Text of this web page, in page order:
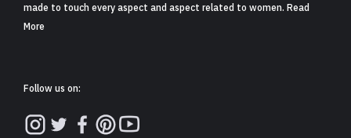
made to touch every aspect and aspect related to women. Read
More
Follow us on: